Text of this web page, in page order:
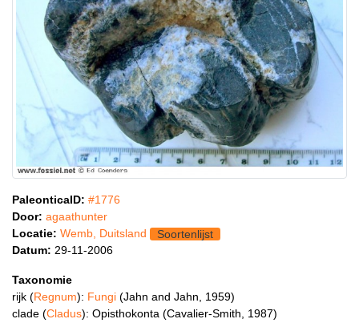
PaleonticaID: #1776
Door: agaathunter
Locatie: Wemb, Duitsland
Soortenlijst
Datum: 29-11-2006
Taxonomie
rijk (Regnum): Fungi (Jahn and Jahn, 1959)
clade (Cladus): Opisthokonta (Cavalier-Smith, 1987)